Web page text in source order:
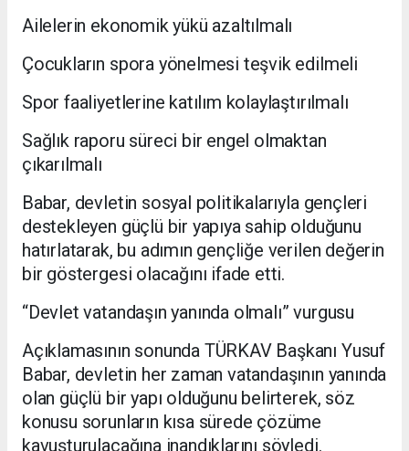
Ailelerin ekonomik yükü azaltılmalı
Çocukların spora yönelmesi teşvik edilmeli
Spor faaliyetlerine katılım kolaylaştırılmalı
Sağlık raporu süreci bir engel olmaktan
çıkarılmalı
Babar, devletin sosyal politikalarıyla gençleri
destekleyen güçlü bir yapıya sahip olduğunu
hatırlatarak, bu adımın gençliğe verilen değerin
bir göstergesi olacağını ifade etti.
“Devlet vatandaşın yanında olmalı” vurgusu
Açıklamasının sonunda TÜRKAV Başkanı Yusuf
Babar, devletin her zaman vatandaşının yanında
olan güçlü bir yapı olduğunu belirterek, söz
konusu sorunların kısa sürede çözüme
kavuşturulacağına inandıklarını söyledi.